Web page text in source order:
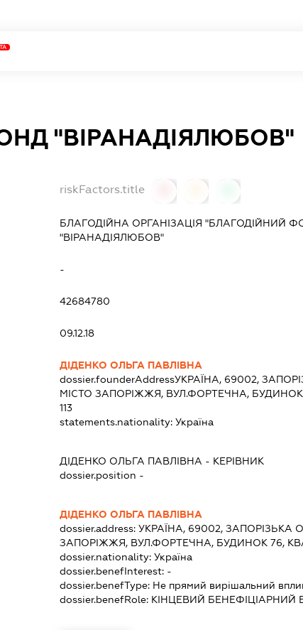
"ВІРАНАДІЯЛЮБОВ"
riskFactors.title
БЛАГОДІЙНА ОРГАНІЗАЦІЯ "БЛАГОДІЙНИЙ
"ВІРАНАДІЯЛЮБОВ"
-
42684780
09.12.18
ДІДЕНКО ОЛЬГА ПАВЛІВНА
dossier.founderAddressУКРАЇНА, 69002,
МІСТО ЗАПОРІЖЖЯ, ВУЛ.ФОРТЕЧНА, БУДИНОК
113
statements.nationality: Україна
ДІДЕНКО ОЛЬГА ПАВЛІВНА - КЕРІВНИК
dossier.position -
ДІДЕНКО ОЛЬГА ПАВЛІВНА
dossier.address: УКРАЇНА, 69002, ЗАПОРІЗЬКА
ЗАПОРІЖЖЯ, ВУЛ.ФОРТЕЧНА, БУДИНОК 76,
dossier.nationality: Україна
dossier.benefInterest: -
dossier.benefType: Не прямий вирішальний
dossier.benefRole: КІНЦЕВИЙ БЕНЕФІЦІАРНИЙ